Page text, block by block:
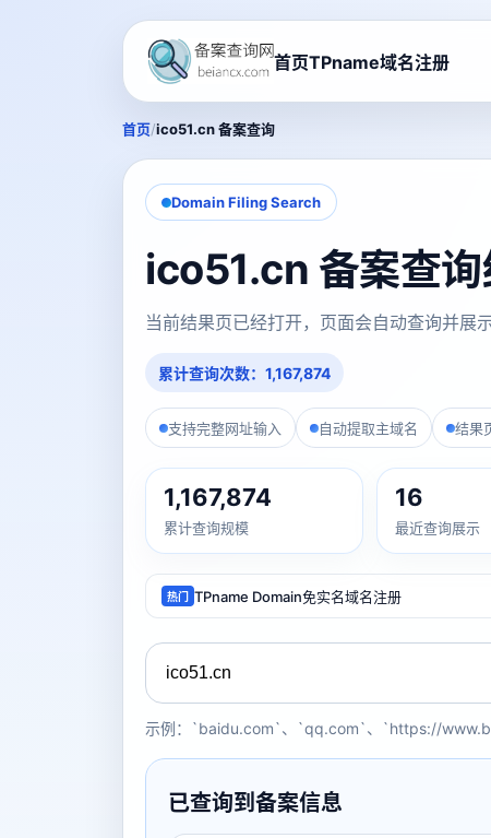
首页TPname域名注册
首页/ico51.cn 备案查询
Domain Filing Search
ico51.cn 备案查询
当前结果页已经打开，页面会自动查询并展
累计查询次数：1,167,874
支持完整网址输入 自动提取主域名 结果
1,167,874
累计查询规模
16
最近查询展示
热门 TPname Domain免实名域名注册
示例：`baidu.com`、`qq.com`、`https://
已查询到备案信息